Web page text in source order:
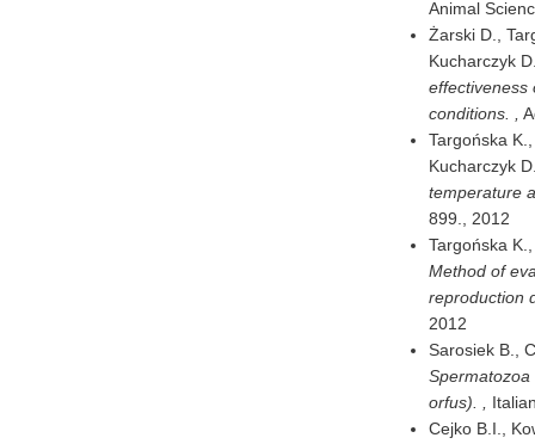
Animal
Żarski D.,
Kucharczyk
effectiveness
conditions. ,
Targońska
Kucharczyk
temperature
899., 2012
Targońska
Method of
reproduction
2012
Sarosiek B.,
orfus). ,
Cejko B.I.,